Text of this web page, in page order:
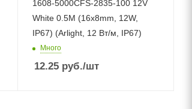
1608-5000CFS-2835-100 12V
White 0.5M (16x8mm, 12W,
IP67) (Arlight, 12 Вт/м, IP67)
Много
12.25 руб./шт